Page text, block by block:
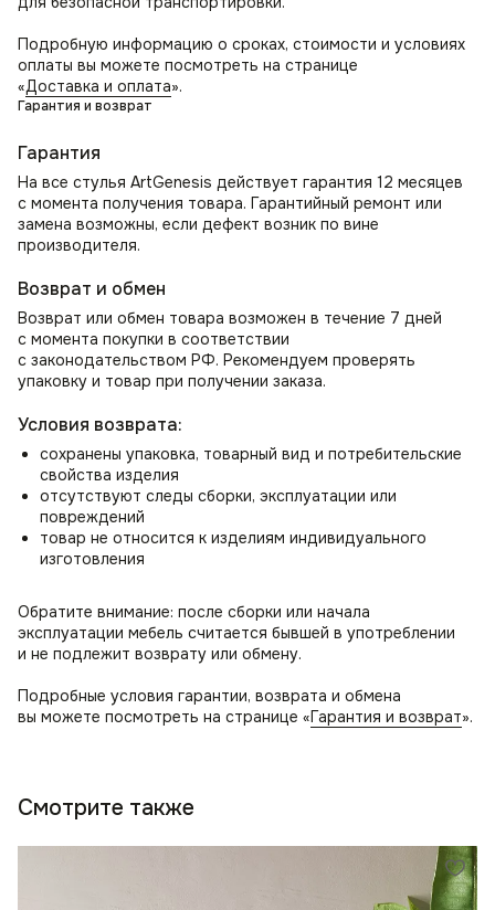
Стильное интерьерное решение! Атмосферу уюта и
тех, кто ценит удобство и стиль.
Подробную информацию о сроках, стоимости и условиях
оплаты вы можете посмотреть на странице
«Доставка и оплата».
Гарантия и возврат
Гарантия
На все стулья ArtGenesis действует гарантия 12 месяцев
с момента получения товара. Гарантийный ремонт или
замена возможны, если дефект возник по вине
производителя.
Возврат и обмен
Возврат или обмен товара возможен в течение 7 дней
с момента покупки в соответствии
с законодательством РФ. Рекомендуем проверять
упаковку и товар при получении заказа.
Условия возврата:
сохранены упаковка, товарный вид и потребительские
свойства изделия
отсутствуют следы сборки, эксплуатации или
повреждений
товар не относится к изделиям индивидуального
изготовления
Обратите внимание: после сборки или начала
эксплуатации мебель считается бывшей в употреблении
и не подлежит возврату или обмену.
Подробные условия гарантии, возврата и обмена
вы можете посмотреть на странице «Гарантия и возврат».
Смотрите также